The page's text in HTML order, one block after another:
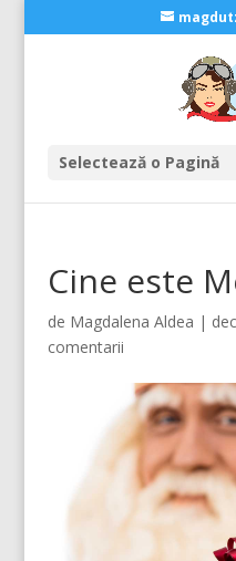
Selectează o Pagină
Cine este
de Magdalena Aldea |
comentarii